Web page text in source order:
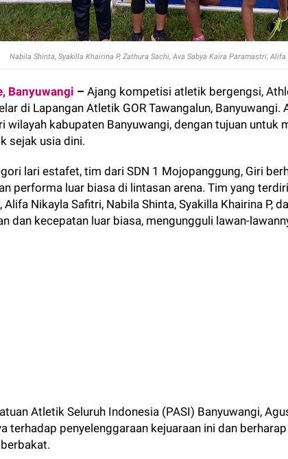
Nabila Shinta, Syakilla Khairina P, Zathura Sachi, Ava Sabya Kaira Paramastri,
Banyuwangi – Ajang kompetisi atletik bergengsi,
di Lapangan Atletik GOR Tawangalun,
wilayah kabupaten Banyuwangi, dengan tujuan untuk
sejak usia dini.
lari estafet, tim dari SDN 1 Mojopanggung, Giri
performa luar biasa di lintasan arena. Tim yang
Alifa Nikayla Safitri, Nabila Shinta, Syakilla Khairina P,
dan kecepatan luar biasa, mengungguli lawan-
Atletik Seluruh Indonesia (PASI) Banyuwangi,
terhadap penyelenggaraan kejuaraan ini dan